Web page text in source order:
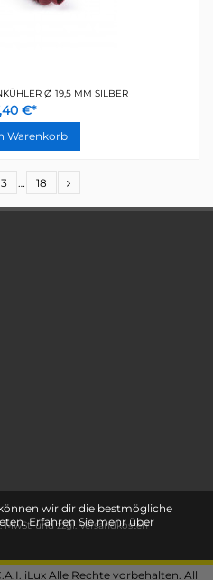
Ø 19,5 MM SILBER
€*
Warenkorb
3 … 18
MwSt. undzzgl. Versandkosten
iLux Alle Rechte vorbehalten. All
wir dir die bestmögliche
Erfahren Sie mehr über